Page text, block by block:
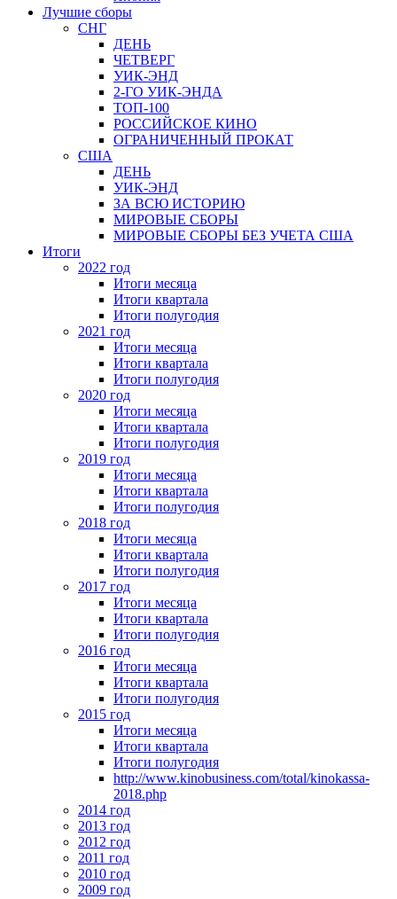
Лучшие сборы
СНГ
ДЕНЬ
ЧЕТВЕРГ
УИК-ЭНД
2-ГО УИК-ЭНДА
ТОП-100
РОССИЙСКОЕ КИНО
ОГРАНИЧЕННЫЙ ПРОКАТ
США
ДЕНЬ
УИК-ЭНД
ЗА ВСЮ ИСТОРИЮ
МИРОВЫЕ СБОРЫ
МИРОВЫЕ СБОРЫ БЕЗ УЧЕТА США
Итоги
2022 год
Итоги месяца
Итоги квартала
Итоги полугодия
2021 год
Итоги месяца
Итоги квартала
Итоги полугодия
2020 год
Итоги месяца
Итоги квартала
Итоги полугодия
2019 год
Итоги месяца
Итоги квартала
Итоги полугодия
2018 год
Итоги месяца
Итоги квартала
Итоги полугодия
2017 год
Итоги месяца
Итоги квартала
Итоги полугодия
2016 год
Итоги месяца
Итоги квартала
Итоги полугодия
2015 год
Итоги месяца
Итоги квартала
Итоги полугодия
http://www.kinobusiness.com/total/kinokassa-
2018.php
2014 год
2013 год
2012 год
2011 год
2010 год
2009 год